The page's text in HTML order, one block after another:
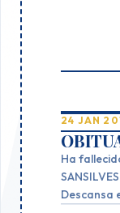
24 JAN
Ha
Descansa